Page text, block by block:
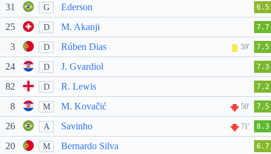
31 G Ederson 6.5
25 D M. Akanji 7.7
3 D Rúben Dias 59' 7.5
24 D J. Gvardiol 7.3
82 D R. Lewis 7.2
8 M M. Kovačić 50' 7.5
26 A Savinho 71' 8.3
20 M Bernardo Silva 6.7